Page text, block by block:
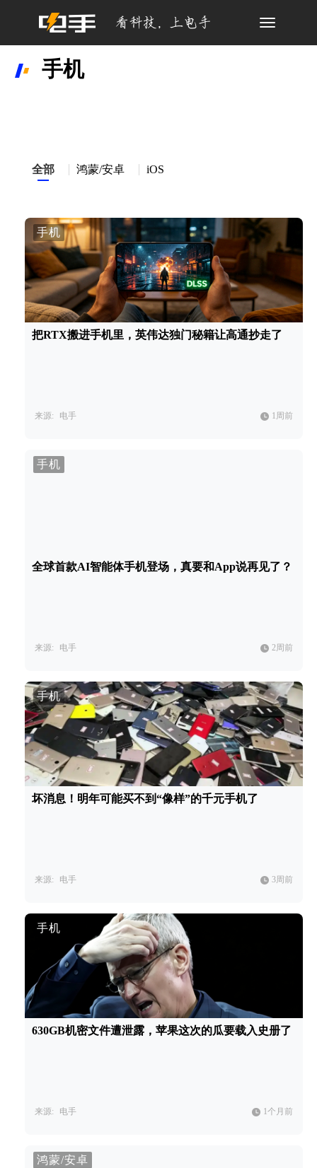
Toggle
手机
全部 鸿蒙/安卓 iOS
手机
把RTX搬进手机里，英伟达独门秘籍让高通抄走了
来源: 电手 1周前
手机
全球首款AI智能体手机登场，真要和App说再见了？
来源: 电手 2周前
手机
坏消息！明年可能买不到“像样”的千元手机了
来源: 电手 3周前
手机
630GB机密文件遭泄露，苹果这次的瓜要载入史册了
来源: 电手 1个月前
鸿蒙/安卓